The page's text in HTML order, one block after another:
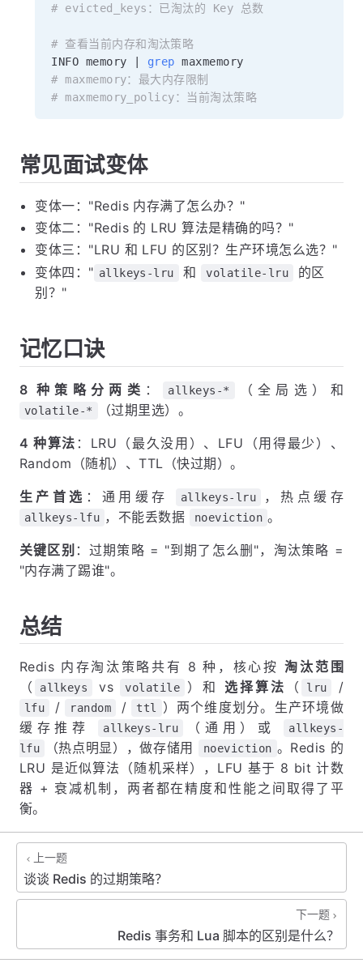
# evicted_keys：已淘汰的 Key 总数
# 查看当前内存和淘汰策略
INFO memory
grep
# maxmemory：最大内存限制
# maxmemory_policy：当前淘汰策略
常见面试变体
变体一："Redis 内存满了怎么办？"
变体二："Redis 的 LRU 算法是精确的吗？"
变体三："LRU 和 LFU 的区别？生产环境怎么选？"
变体四：" allkeys-lru 和 volatile-lru
的区
别？"
记忆口诀
8 种策略分两类 ： allkeys-* （全局选）和
volatile-* （过期里选）。
4 种算法 ：LRU（最久没用）、LFU（用得最少）、
Random（随机）、TTL（快过期）。
生产首选 ：通用缓存 allkeys-lru ，热点缓存
allkeys-lfu ，不能丢数据 noeviction 。
关键区别 ：过期策略 = "到期了怎么删"，淘汰策略 =
"内存满了踢谁"。
总结
Redis 内存淘汰策略共有 8 种，核心按淘汰范围
（
allkeys vs volatile ）和 选择算法 （ lru /
lfu / random / ttl
）两个维度划分。生产环境做
缓存推荐
allkeys-lru （通用）或
allkeys-
lfu
（热点明显），做存储用 noeviction 。Redis 的
LRU 是近似算法（随机采样），LFU 基于 8 bit 计数
器 + 衰减机制，两者都在精度和性能之间取得了平
衡。
上一题
谈谈 Redis 的过期策略？
下一题
Redis 事务和 Lua 脚本的区别是什么？